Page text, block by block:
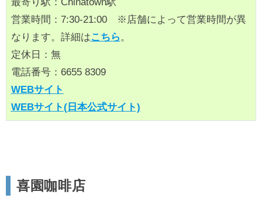
最寄り駅：Chinatown駅
営業時間：7:30-21:00 ※店舗によって営業時間が異
なります。詳細はこちら。
定休日：無
電話番号：6655 8309
WEBサイト
WEBサイト(日本公式サイト)
喜園咖啡店